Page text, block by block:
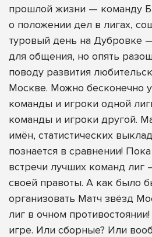
прошлой жизни — команду
о положении дел в лигах,
туровый день на Дубровке
для общения, но опять
поводу развития
Москве. Можно бесконечно
команды и игроки одной
команды и игроки другой.
имён, статистических
познается в сравнении!
встречи лучших команд лиг
своей правоты. А как было
организовать Матч звёзд
лиг в очном
игре. Или сборные? Или